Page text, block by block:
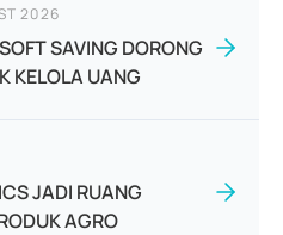
2026
SAVING DORONG
KELOLA UANG
JADI RUANG
AGRO